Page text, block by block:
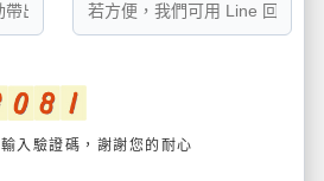
入驗證碼，謝謝您的耐心